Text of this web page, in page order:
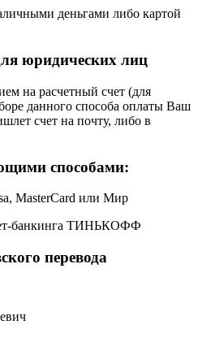
деньгами либо картой
юридических лиц
на расчетный счет (для
данного способа оплаты Ваш
счет на почту, либо в
способами:
MasterCard или Мир
банкинга ТИНЬКОФФ
перевода